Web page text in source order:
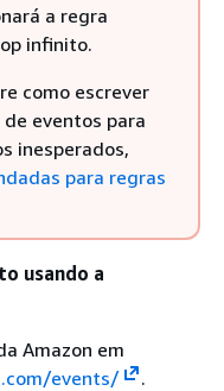
a regra
infinito.
como escrever
eventos para
inesperados,
para regras
usando a
Amazon em
events/
.